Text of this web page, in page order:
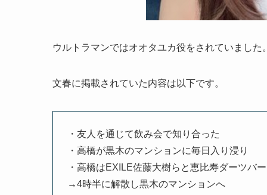
ウルトラマンではオオタユカ役をされていました
文春に掲載されていた内容は以下です。
・友人を通じて飲み会で知り合った
・高橋が黒木のマンションに毎日入り浸り
・高橋はEXILE佐藤大樹らと恵比寿ダーツバー
→4時半に解散し黒木のマンションへ